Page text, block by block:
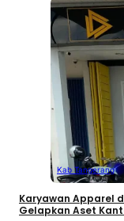
Kab Tangerang
Karyawan Apparel
Gelapkan Aset